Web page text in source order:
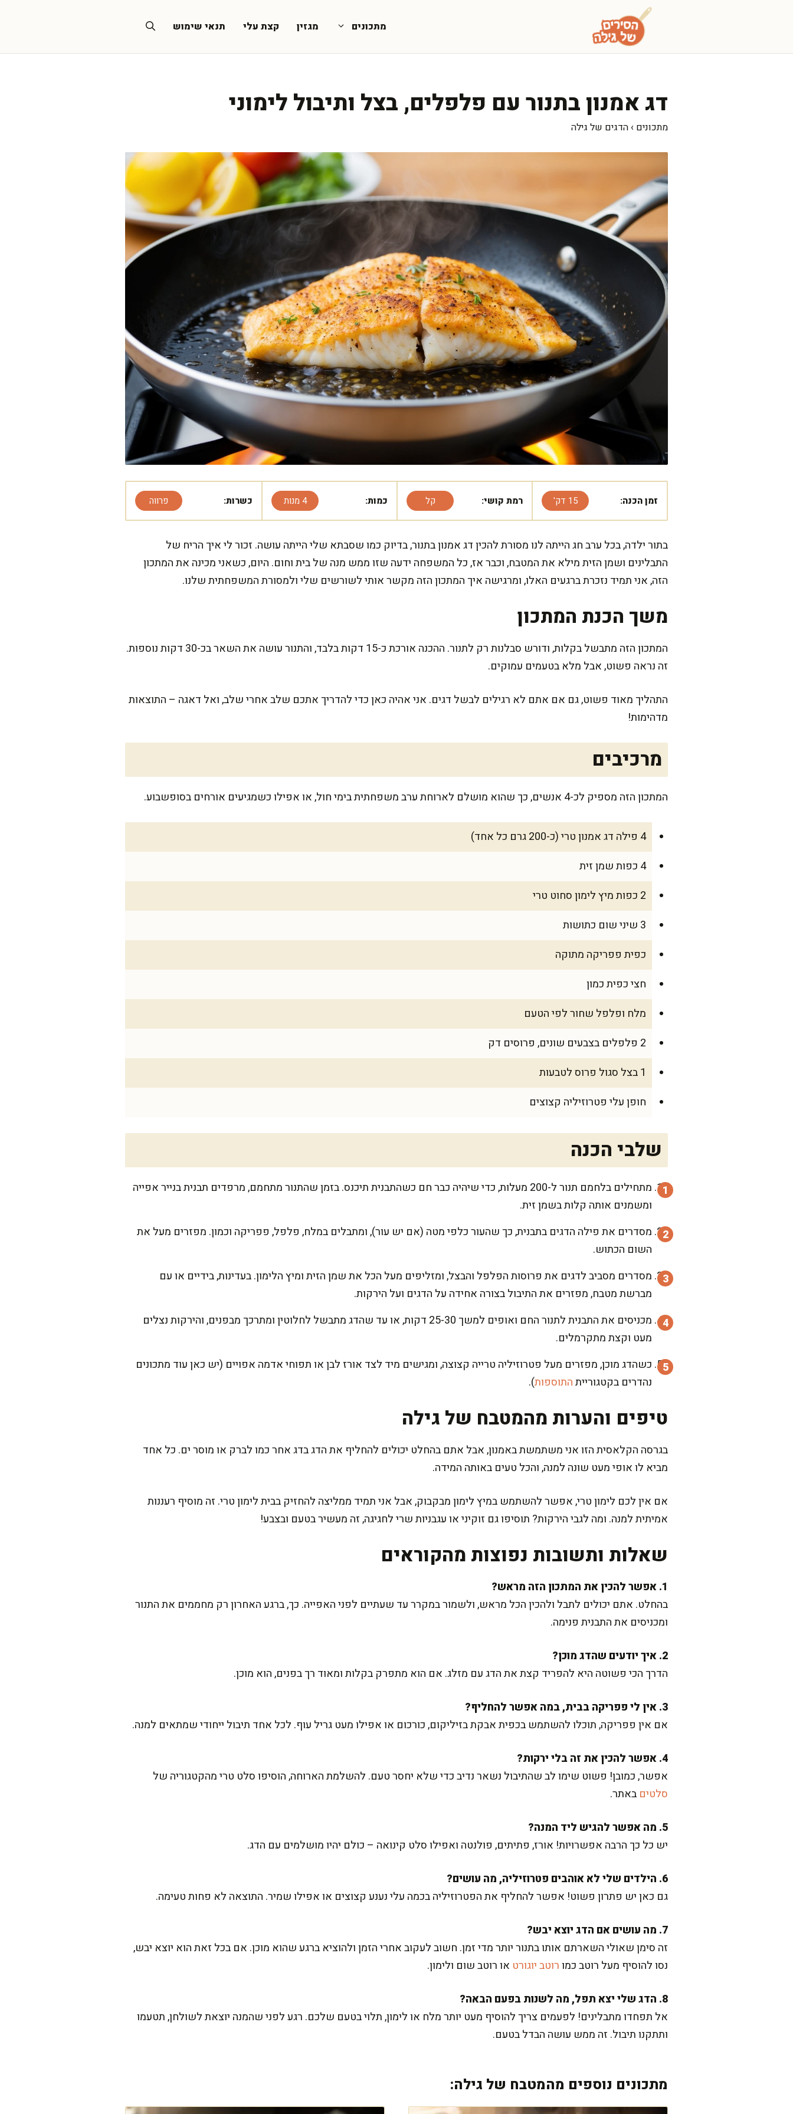
מתכונים מגזין קצת עלי תנאי שימוש
דג אמנון בתנור עם פלפלים, בצל ותיבול לימוני
מתכונים › הדגים של גילה
זמן הכנה: 15 דק' רמת קושי: קל כמות: 4 מנות כשרות: פרווה
בתור ילדה, בכל ערב חג הייתה לנו מסורת להכין דג אמנון בתנור, בדיוק כמו שסבתא שלי הייתה עושה. זכור לי איך הריח של
התבלינים ושמן הזית מילא את המטבח, וכבר אז, כל המשפחה ידעה שזו ממש מנה של בית וחום. היום, כשאני מכינה את המתכון
הזה, אני תמיד נזכרת ברגעים האלו, ומרגישה איך המתכון הזה מקשר אותי לשורשים שלי ולמסורת המשפחתית שלנו.
משך הכנת המתכון
המתכון הזה מתבשל בקלות, ודורש סבלנות רק לתנור. ההכנה אורכת כ-15 דקות בלבד, והתנור עושה את השאר בכ-30 דקות נוספות.
זה נראה פשוט, אבל מלא בטעמים עמוקים.
התהליך מאוד פשוט, גם אם אתם לא רגילים לבשל דגים. אני אהיה כאן כדי להדריך אתכם שלב אחרי שלב, ואל דאגה – התוצאות
מדהימות!
מרכיבים
המתכון הזה מספיק לכ-4 אנשים, כך שהוא מושלם לארוחת ערב משפחתית בימי חול, או אפילו כשמגיעים אורחים בסופשבוע.
4 פילה דג אמנון טרי (כ-200 גרם כל אחד)
4 כפות שמן זית
2 כפות מיץ לימון סחוט טרי
3 שיני שום כתושות
כפית פפריקה מתוקה
חצי כפית כמון
מלח ופלפל שחור לפי הטעם
2 פלפלים בצבעים שונים, פרוסים דק
1 בצל סגול פרוס לטבעות
חופן עלי פטרוזיליה קצוצים
שלבי הכנה
מתחילים בלחמם תנור ל-200 מעלות, כדי שיהיה כבר חם כשהתבנית תיכנס. בזמן שהתנור מתחמם, מרפדים תבנית בנייר אפייה
ומשמנים אותה קלות בשמן זית.
מסדרים את פילה הדגים בתבנית, כך שהעור כלפי מטה (אם יש עור), ומתבלים במלח, פלפל, פפריקה וכמון. מפזרים מעל את
השום הכתוש.
מסדרים מסביב לדגים את פרוסות הפלפל והבצל, ומזליפים מעל הכל את שמן הזית ומיץ הלימון. בעדינות, בידיים או עם
מברשת מטבח, מפזרים את התיבול בצורה אחידה על הדגים ועל הירקות.
מכניסים את התבנית לתנור החם ואופים למשך 25-30 דקות, או עד שהדג מתבשל לחלוטין ומתרכך מבפנים, והירקות נצלים
מעט וקצת מתקרמלים.
כשהדג מוכן, מפזרים מעל פטרוזיליה טרייה קצוצה, ומגישים מיד לצד אורז לבן או תפוחי אדמה אפויים (יש כאן עוד מתכונים
נהדרים בקטגורייתהתוספות).
טיפים והערות מהמטבח של גילה
בגרסה הקלאסית הזו אני משתמשת באמנון, אבל אתם בהחלט יכולים להחליף את הדג בדג אחר כמו לברק או מוסר ים. כל אחד
מביא לו אופי מעט שונה למנה, והכל טעים באותה המידה.
אם אין לכם לימון טרי, אפשר להשתמש במיץ לימון מבקבוק, אבל אני תמיד ממליצה להחזיק בבית לימון טרי. זה מוסיף רעננות
אמיתית למנה. ומה לגבי הירקות? תוסיפו גם זוקיני או עגבניות שרי לחגיגה, זה מעשיר בטעם ובצבע!
שאלות ותשובות נפוצות מהקוראים
1. אפשר להכין את המתכון הזה מראש?
בהחלט. אתם יכולים לתבל ולהכין הכל מראש, ולשמור במקרר עד שעתיים לפני האפייה. כך, ברגע האחרון רק מחממים את התנור
ומכניסים את התבנית פנימה.
2. איך יודעים שהדג מוכן?
הדרך הכי פשוטה היא להפריד קצת את הדג עם מזלג. אם הוא מתפרק בקלות ומאוד רך בפנים, הוא מוכן.
3. אין לי פפריקה בבית, במה אפשר להחליף?
אם אין פפריקה, תוכלו להשתמש בכפית אבקת בזיליקום, כורכום או אפילו מעט גריל עוף. לכל אחד תיבול ייחודי שמתאים למנה.
4. אפשר להכין את זה בלי ירקות?
אפשר, כמובן! פשוט שימו לב שהתיבול נשאר נדיב כדי שלא יחסר טעם. להשלמת הארוחה, הוסיפו סלט טרי מהקטגוריה של
סלטים באתר.
5. מה אפשר להגיש ליד המנה?
יש כל כך הרבה אפשרויות! אורז, פתיתים, פולנטה ואפילו סלט קינואה – כולם יהיו מושלמים עם הדג.
6. הילדים שלי לא אוהבים פטרוזיליה, מה עושים?
גם כאן יש פתרון פשוט! אפשר להחליף את הפטרוזיליה בכמה עלי נענע קצוצים או אפילו שמיר. התוצאה לא פחות טעימה.
7. מה עושים אם הדג יוצא יבש?
זה סימן שאולי השארתם אותו בתנור יותר מדי זמן. חשוב לעקוב אחרי הזמן ולהוציא ברגע שהוא מוכן. אם בכל זאת הוא יוצא יבש,
נסו להוסיף מעל רוטב כמורוטב יוגורט או רוטב שום ולימון.
8. הדג שלי יצא תפל, מה לשנות בפעם הבאה?
אל תפחדו מתבלינים! לפעמים צריך להוסיף מעט יותר מלח או לימון, תלוי בטעם שלכם. רגע לפני שהמנה יוצאת לשולחן, תטעמו
ותתקנו תיבול. זה ממש עושה הבדל בטעם.
מתכונים נוספים מהמטבח של גילה: